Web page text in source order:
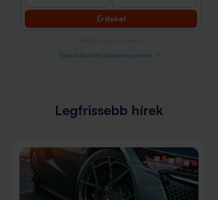
Érdekel
További Bank360 lakáshitel ajánlatok
Legfrissebb hírek